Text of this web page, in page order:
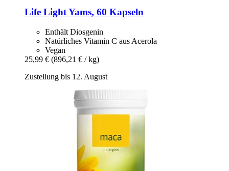
Life LightYams, 60 Kapseln
Enthält Diosgenin
Natürliches Vitamin C aus Acerola
Vegan
25,99 € (896,21 € / kg)
Zustellung bis 12. August